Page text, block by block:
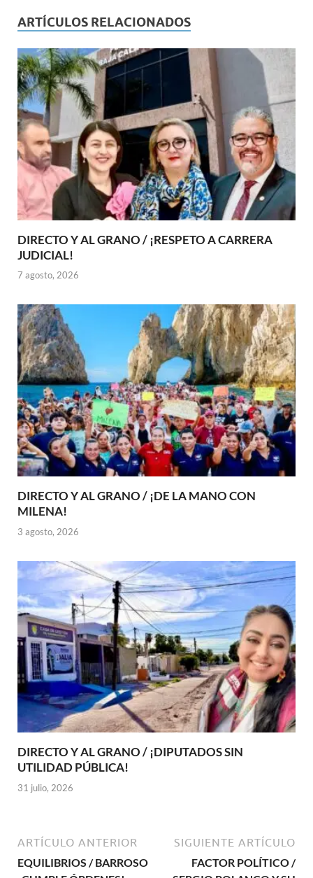
ARTÍCULOS RELACIONADOS
DIRECTO Y AL GRANO / ¡RESPETO A CARRERA
JUDICIAL!
7 agosto, 2026
DIRECTO Y AL GRANO / ¡DE LA MANO CON
MILENA!
3 agosto, 2026
DIRECTO Y AL GRANO / ¡DIPUTADOS SIN
UTILIDAD PÚBLICA!
31 julio, 2026
ARTÍCULO ANTERIOR
EQUILIBRIOS / BARROSO
SIGUIENTE ARTÍCULO
FACTOR POLÍTICO /